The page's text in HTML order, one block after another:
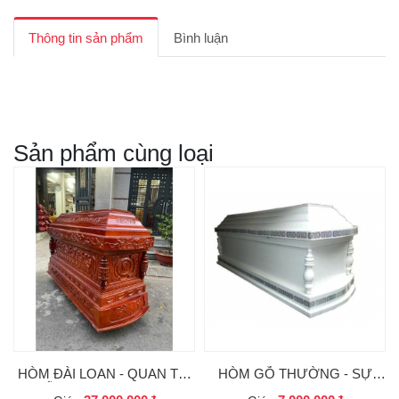
Thông tin sản phẩm Bình luận
Sản phẩm cùng loại
HÒM ĐÀI LOAN - QUAN TÀI
HÒM GỖ THƯỜNG - SỰ